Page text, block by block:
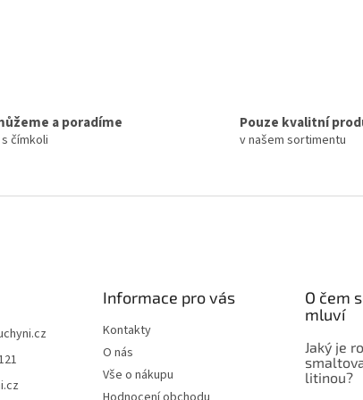
a poradíme
s čímkoli
Pouze kvalitní
v našem sortimentu
Informace pro vás
Kontakty
O nás
Vše o nákupu
O čem
mluví
Jaký je
litinou?